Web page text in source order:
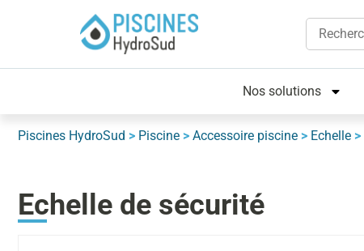
Nos solutions
Piscines HydroSud > Piscine > Accessoire piscine > Echelle >
Echelle de sécurité